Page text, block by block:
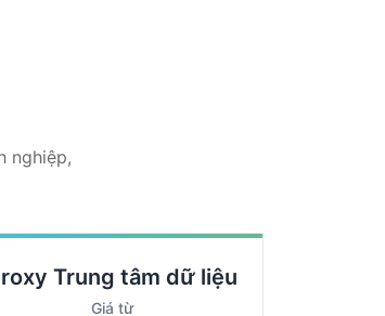
nghiệp,
Trung tâm dữ liệu
Giá từ